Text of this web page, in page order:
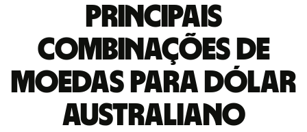
Principais
combinações de
moedas para Dólar
australiano